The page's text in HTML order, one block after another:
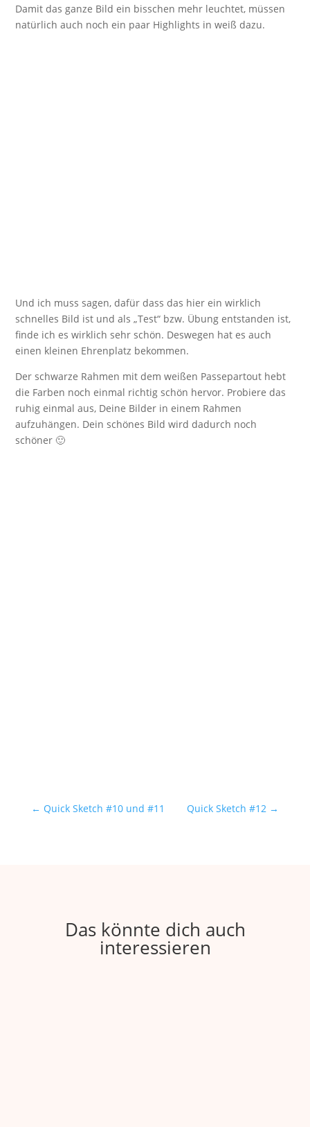
Damit das ganze Bild ein bisschen mehr leuchtet, müssen
natürlich auch noch ein paar Highlights in weiß dazu.
Und ich muss sagen, dafür dass das hier ein wirklich
schnelles Bild ist und als „Test“ bzw. Übung entstanden ist,
finde ich es wirklich sehr schön. Deswegen hat es auch
einen kleinen Ehrenplatz bekommen.
Der schwarze Rahmen mit dem weißen Passepartout hebt
die Farben noch einmal richtig schön hervor. Probiere das
ruhig einmal aus, Deine Bilder in einem Rahmen
aufzuhängen. Dein schönes Bild wird dadurch noch
schöner 🙂
← Quick Sketch #10 und #11 Quick Sketch #12 →
Das könnte dich auch
interessieren